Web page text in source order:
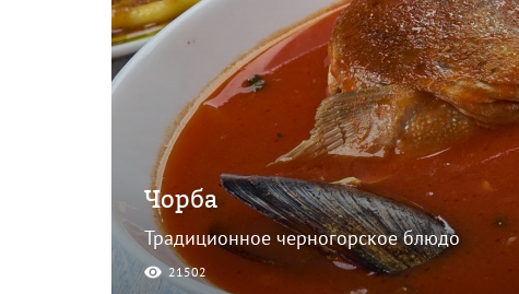
Чорба
Традиционное черногорское блюдо
21502